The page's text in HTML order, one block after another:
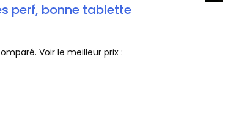
perf, bonne tablette
Voir le meilleur prix :